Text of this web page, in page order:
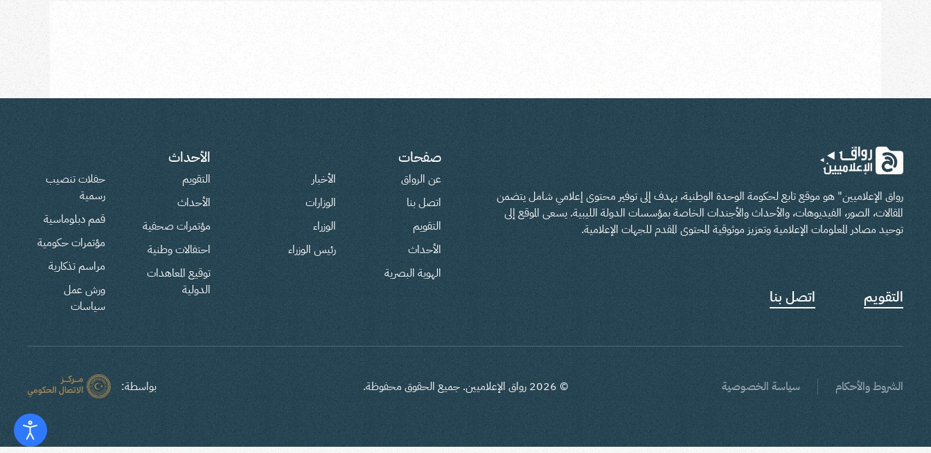
رواق الإعلاميين" هو موقع تابع لحكومة الوحدة الوطنية، يهدف إلى توفير محتوى إعلامي شامل يتضمن
المقالات، الصور، الفيديوهات، والأحداث والأجندات الخاصة بمؤسسات الدولة الليبية. يسعى الموقع إلى
توحيد مصادر المعلومات الإعلامية وتعزيز موثوقية المحتوى المقدم للجهات الإعلامية.
التقويم اتصل بنا
صفحات
عن الرواق
اتصل بنا
التقويم
الأحداث
الهوية البصرية
الأخبار
الوزارات
الوزراء
رئيس الوزراء
الأحداث
التقويم
الأحداث
مؤتمرات صحفية
احتفالات وطنية
توقيع المعاهدات
الدولية
حفلات تنصيب
رسمية
قمم دبلوماسية
مؤتمرات حكومية
مراسم تذكارية
ورش عمل
سياسات
الشروط والأحكام سياسة الخصوصية ©
2026 رواق الإعلاميين. جميع الحقوق محفوظة. بواسطة: